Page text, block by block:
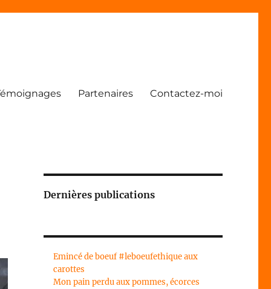
Partenaires Contactez-moi
Dernières publications
Emincé de boeuf #leboeufethique aux
carottes
Mon pain perdu aux pommes, écorces